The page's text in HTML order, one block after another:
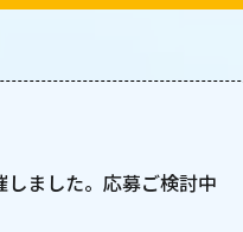
ました。応募ご検討中